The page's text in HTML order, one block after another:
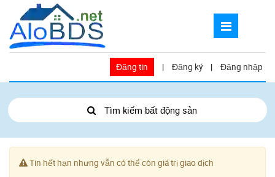
Đăng tin | Đăng ký | Đăng nhập
Tìm kiếm bất động sản
Tin hết hạn nhưng vẫn có thể còn giá trị giao dịch